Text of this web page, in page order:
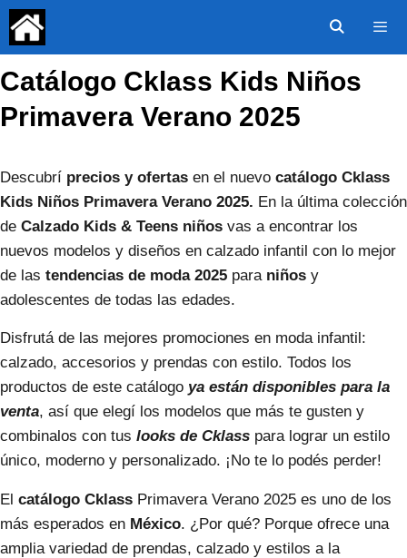
Saltar
contenido
Catálogo Cklass Kids Niños
Primavera Verano 2025
Descubrí precios y ofertas en el nuevo catálogo Cklass
Kids Niños Primavera Verano 2025. En la última colección
de Calzado Kids & Teens niños vas a encontrar los
nuevos modelos y diseños en calzado infantil con lo mejor
de las tendencias de moda 2025 para niños y
adolescentes de todas las edades.
Disfrutá de las mejores promociones en moda infantil:
calzado, accesorios y prendas con estilo. Todos los
productos de este catálogo ya están disponibles para la
venta, así que elegí los modelos que más te gusten y
combinalos con tus looks de Cklass para lograr un estilo
único, moderno y personalizado. ¡No te lo podés perder!
El catálogo Cklass Primavera Verano 2025 es uno de los
más esperados en México. ¿Por qué? Porque ofrece una
amplia variedad de prendas, calzado y estilos a la